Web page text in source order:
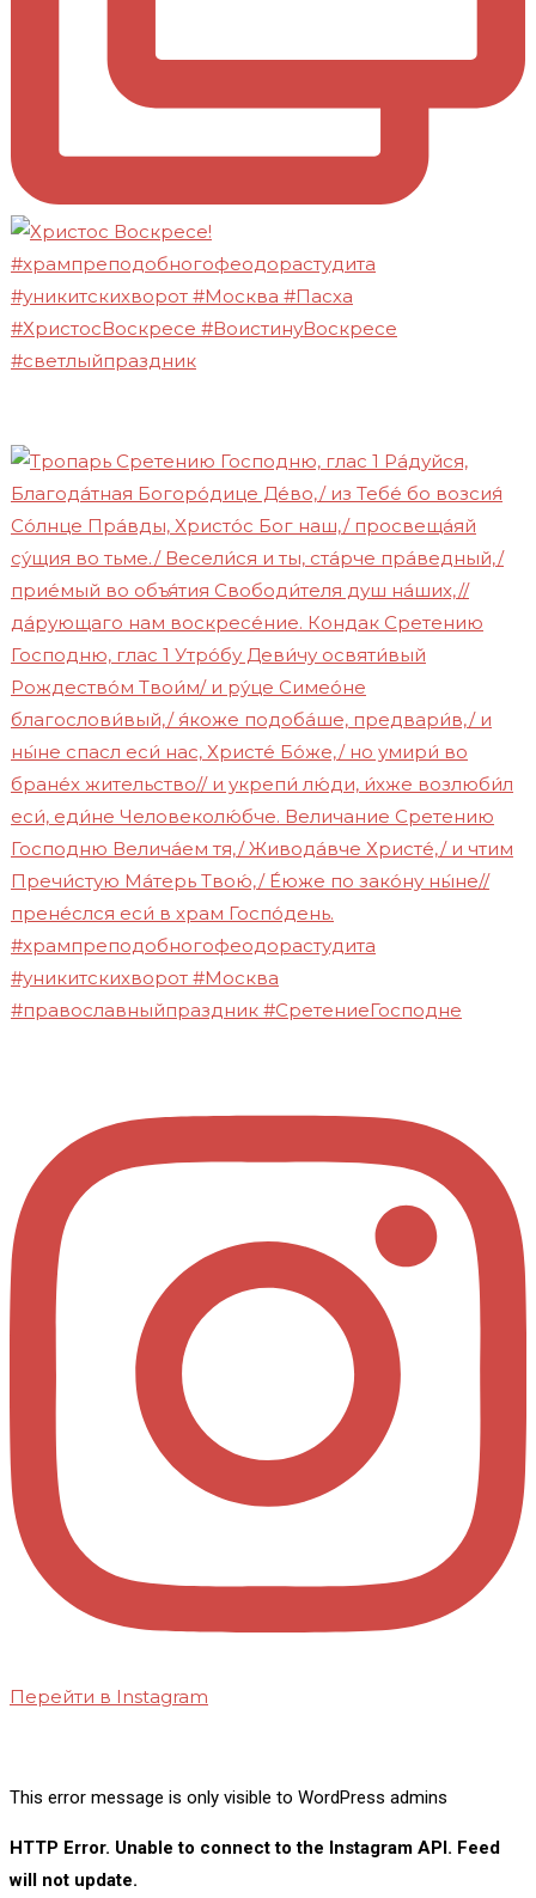
Перейти в Instagram
This error message is only visible to WordPress admins
HTTP Error. Unable to connect to the Instagram API. Feed
will not update.